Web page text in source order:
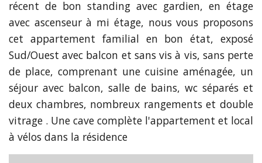
récent de bon standing avec gardien, en étage
avec ascenseur à mi étage, nous vous proposons
cet appartement familial en bon état, exposé
Sud/Ouest avec balcon et sans vis à vis, sans perte
de place, comprenant une cuisine aménagée, un
séjour avec balcon, salle de bains, wc séparés et
deux chambres, nombreux rangements et double
vitrage . Une cave complète l'appartement et local
à vélos dans la résidence